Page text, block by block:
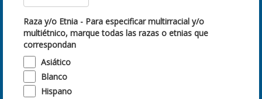
Raza y/o Etnia - Para especificar multirracial y/o
multiétnico, marque todas las razas o etnias que
correspondan
Asiático
Blanco
Hispano